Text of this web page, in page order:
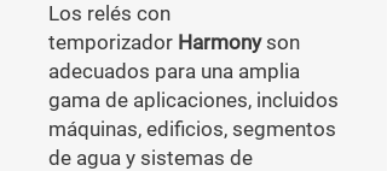
Los relés con
temporizador Harmonyson
adecuados para una amplia
gama de aplicaciones, incluidos
máquinas, edificios, segmentos
de agua y sistemas de